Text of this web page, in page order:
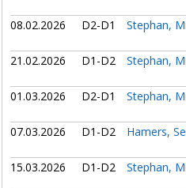
08.02.2026 D2-D1 Stephan,
21.02.2026 D1-D2 Stephan,
01.03.2026 D2-D1 Stephan,
07.03.2026 D1-D2 Hamers,
15.03.2026 D1-D2 Stephan,